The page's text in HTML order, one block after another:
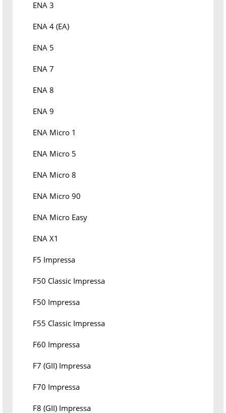
ENA 3
ENA 4 (EA)
ENA 5
ENA 7
ENA 8
ENA 9
ENA Micro 1
ENA Micro 5
ENA Micro 8
ENA Micro 90
ENA Micro Easy
ENA X1
F5 Impressa
F50 Classic Impressa
F50 Impressa
F55 Classic Impressa
F60 Impressa
F7 (GII) Impressa
F70 Impressa
F8 (GII) Impressa